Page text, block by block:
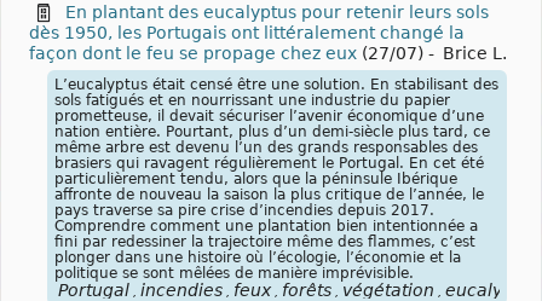
En plantant des eucalyptus pour retenir leurs sols
dès 1950, les Portugais ont littéralement changé la
façon dont le feu se propage chez eux (27/07) - Brice L.
L’eucalyptus était censé être une solution. En stabilisant des
sols fatigués et en nourrissant une industrie du papier
prometteuse, il devait sécuriser l’avenir économique d’une
nation entière. Pourtant, plus d’un demi-siècle plus tard, ce
même arbre est devenu l’un des grands responsables des
brasiers qui ravagent régulièrement le Portugal. En cet été
particulièrement tendu, alors que la péninsule Ibérique
affronte de nouveau la saison la plus critique de l’année, le
pays traverse sa pire crise d’incendies depuis 2017.
Comprendre comment une plantation bien intentionnée a
fini par redessiner la trajectoire même des flammes, c’est
plonger dans une histoire où l’écologie, l’économie et la
politique se sont mêlées de manière imprévisible.
Portugal incendies feux forêts végétation eucalyptus